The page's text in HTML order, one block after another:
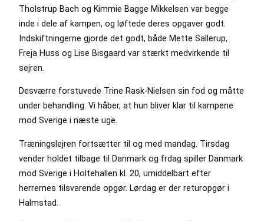
Tholstrup Bach og Kimmie Bagge Mikkelsen var begge
inde i dele af kampen, og løftede deres opgaver godt.
Indskiftningerne gjorde det godt, både Mette Sallerup,
Freja Huss og Lise Bisgaard var stærkt medvirkende til
sejren.
Desværre forstuvede Trine Rask-Nielsen sin fod og måtte
under behandling. Vi håber, at hun bliver klar til kampene
mod Sverige i næste uge.
Træningslejren fortsætter til og med mandag. Tirsdag
vender holdet tilbage til Danmark og frdag spiller Danmark
mod Sverige i Holtehallen kl. 20, umiddelbart efter
herrernes tilsvarende opgør. Lørdag er der returopgør i
Halmstad.